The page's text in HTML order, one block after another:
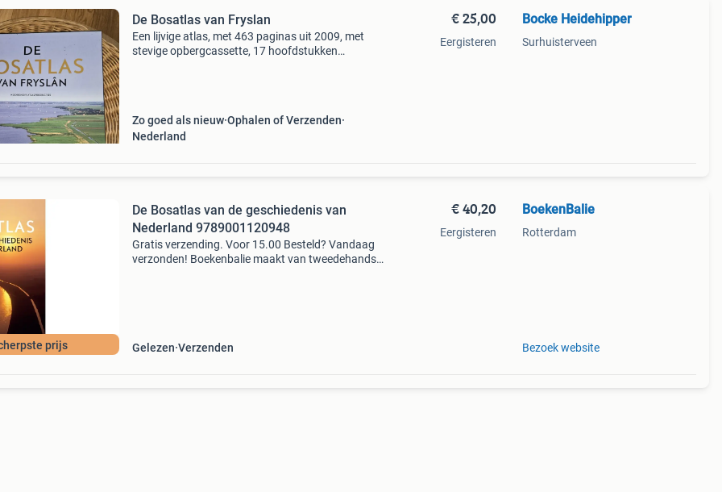
De Bosatlas van Fryslan
Een lijvige atlas, met 463 paginas uit 2009, met
stevige opbergcassette, 17 hoofdstukken
Zo goed als nieuw Ophalen of Verzenden
Nederland
€ 25,00
Eergisteren
Bocke Heidehipper
Surhuisterveen
prijs
De Bosatlas van de geschiedenis van
Nederland 9789001120948
Gratis verzending. Voor 15.00 Besteld? Vandaag
verzonden! Boekenbalie maakt van tweedehands
Gelezen Verzenden
€ 40,20
Eergisteren
BoekenBalie
Rotterdam
Bezoek website